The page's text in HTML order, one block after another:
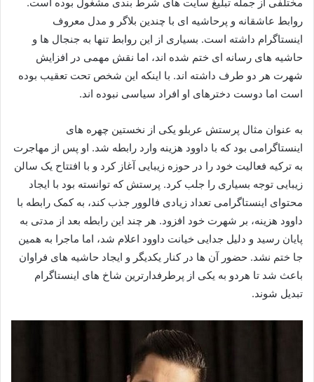
روابط عاشقانه و پرحاشیه‌ ای با چندین بلاگر و مدل معروف
اینستاگرام داشته است. بسیاری از این روابط تنها به جنجال‌ ها و
حاشیه‌ های رسانه‌ ای ختم شده‌ اند، اما نقش مهمی در افزایش
شهرت هر دو طرف داشته‌ اند. با اینکه این شخص تحت تعقیب بوده
است اما دوست دخترهای او افراد سیاسی نبوده اند.
به عنوان مثال پرستش عربلو یکی از نخستین چهره‌ های
اینستاگرامی بود که با داوود هزینه وارد رابطه شد. او پس از مهاجرت
به ترکیه فعالیت خود را در حوزه زیبایی آغاز کرد و با افتتاح یک سالن
زیبایی توجه بسیاری را جلب کرد. پرستش که توانسته بود با ایجاد
محتوای اینستاگرامی تعداد زیادی فالوور جذب کند، به کمک رابطه با
داوود هزینه، بر شهرت خود افزود. هر چند این رابطه بعد از مدتی به
پایان رسید و دلیل جدایی خیانت داوود اعلام شد، اما ماجرا به همین
جا ختم نشد. حضور آن‌ ها در کنار یکدیگر و ایجاد حاشیه‌ های فراوان
باعث شد تا هردو به یکی از پرطرفدارترین شاخ‌ های اینستاگرام
تبدیل شوند.